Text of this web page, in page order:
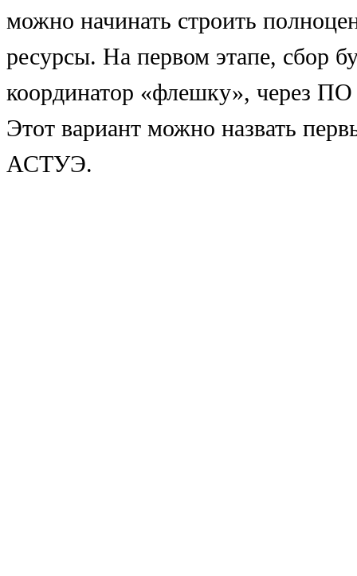
можно начинать строить
ресурсы. На первом этапе, сбор
координатор «флешку», через
Этот вариант можно назвать
АСТУЭ.